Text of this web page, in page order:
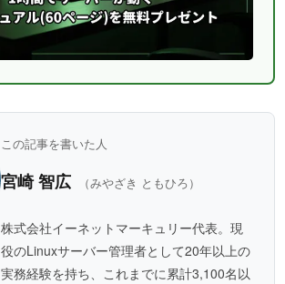
この記事を書いた人
宮崎 智広 （みやざき ともひろ）
株式会社イーネットマーキュリー代表。現
役のLinuxサーバー管理者として20年以上の
実務経験を持ち、これまでに累計3,100名以